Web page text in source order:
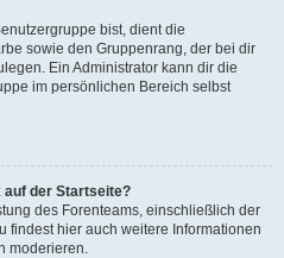
bist, dient die
sowie den Gruppenrang, der bei dir
Ein Administrator kann dir die
im persönlichen Bereich selbst
auf der Startseite?
des Forenteams, einschließlich der
findest hier auch weitere Informationen
moderieren.